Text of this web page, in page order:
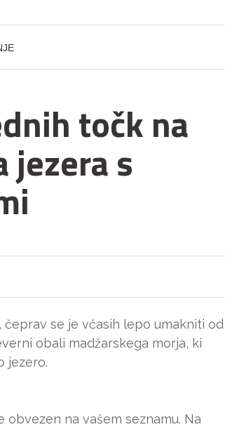
točk na
jezera s
se je včasih lepo umakniti od
obali madžarskega morja, ki
jezero.
na vašem seznamu. Na